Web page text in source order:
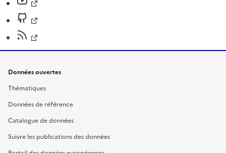
Données ouvertes
Thématiques
Données de référence
Catalogue de données
Suivre les publications des données